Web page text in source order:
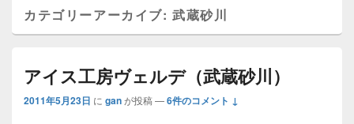
カテゴリーアーカイブ:武蔵砂川
アイス工房ヴェルデ（武蔵砂川）
2011年5月23日 に ganが投稿 —6件のコメント ↓